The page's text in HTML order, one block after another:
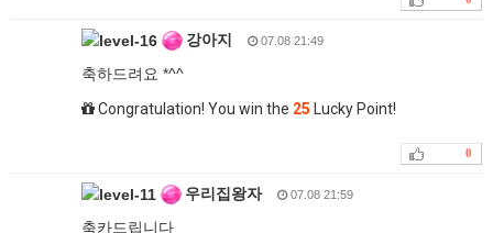
강아지 07.08 21:49
축하드려요 *^^
Congratulation! You win the 25 Lucky Point!
0
우리집왕자 07.08 21:59
축카드립니다